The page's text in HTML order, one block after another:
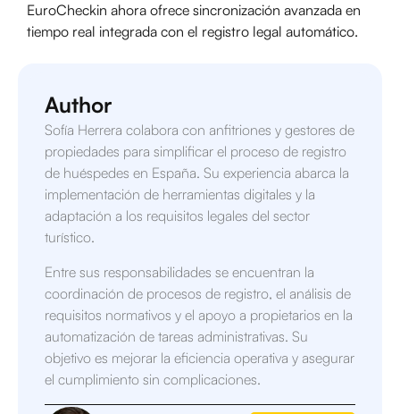
EuroCheckin ahora ofrece sincronización avanzada en
tiempo real integrada con el registro legal automático.
Author
Sofía Herrera colabora con anfitriones y gestores de
propiedades para simplificar el proceso de registro
de huéspedes en España. Su experiencia abarca la
implementación de herramientas digitales y la
adaptación a los requisitos legales del sector
turístico.
Entre sus responsabilidades se encuentran la
coordinación de procesos de registro, el análisis de
requisitos normativos y el apoyo a propietarios en la
automatización de tareas administrativas. Su
objetivo es mejorar la eficiencia operativa y asegurar
el cumplimiento sin complicaciones.